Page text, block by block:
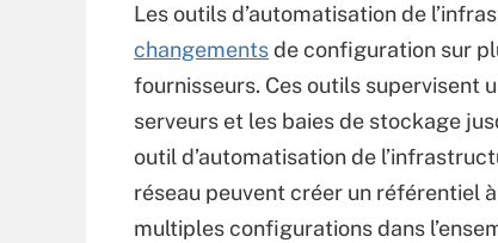
Les outils d’automatisation de
changementsde configuration sur
fournisseurs. Ces outils supervisent
serveurs et les baies de stockage
outil d’automatisation de
réseau peuvent créer un référentiel
multiples configurations dans